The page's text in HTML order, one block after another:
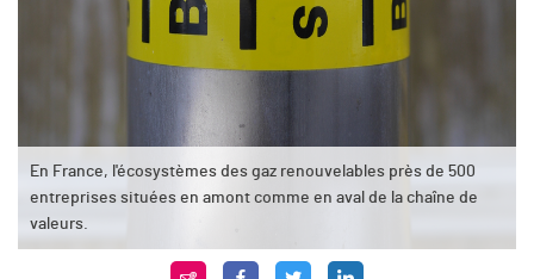
En France, l'écosystèmes des gaz renouvelables près de 500
entreprises situées en amont comme en aval de la chaîne de
valeurs.